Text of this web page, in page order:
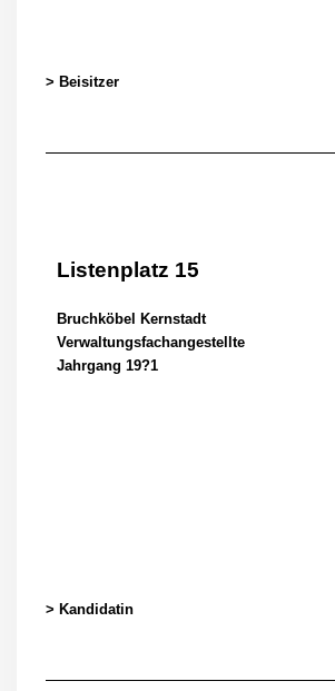
> Beisitzer
Listenplatz 15
Bruchköbel Kernstadt
Verwaltungsfachangestellte
Jahrgang 19?1
> Kandidatin